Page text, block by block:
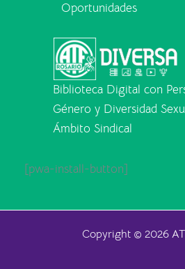
Oportunidades
Biblioteca Digital con
Género y Diversidad
Ámbito Sindical
[pwa-install-button]
Copyright © 2026